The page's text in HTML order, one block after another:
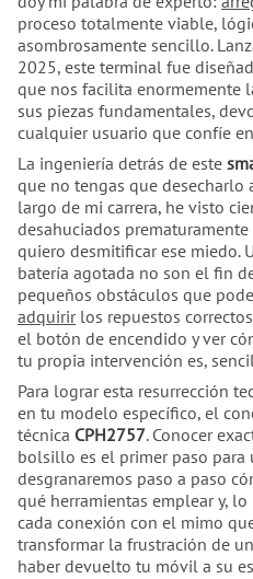
proceso totalmente viable,
asombrosamente sencillo.
2025, este terminal fue
que nos facilita enormemente
sus piezas fundamentales,
cualquier usuario que confíe
La ingeniería detrás de este
que no tengas que desecharlo
largo de mi carrera, he visto
desahuciados
quiero desmitificar ese miedo.
batería agotada no son el fin
pequeños obstáculos que
adquirirlos repuestos
el botón de encendido y ver
tu propia intervención es,
Para lograr esta resurrección
en tu modelo específico, el
técnica CPH2757. Conocer
bolsillo es el primer paso para
desgranaremos paso a paso
qué herramientas emplear y,
cada conexión con el mimo
transformar la frustración de
haber devuelto tu móvil a su